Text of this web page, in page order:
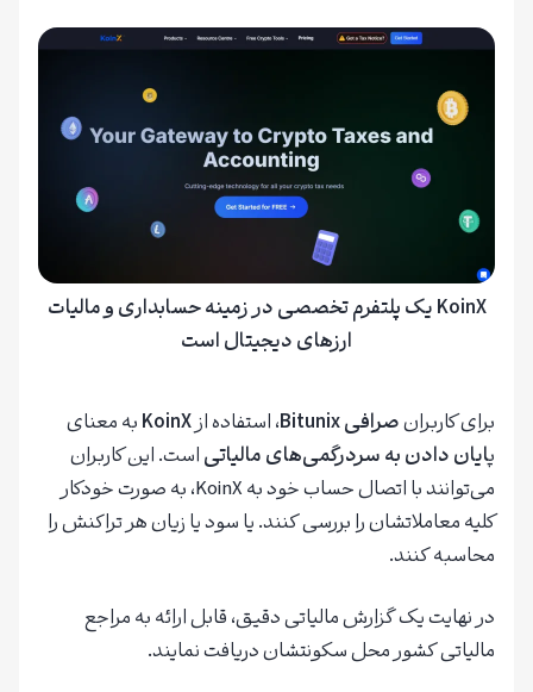
KoinX یک پلتفرم تخصصی در زمینه حسابداری و مالیات
ارزهای دیجیتال است
برای کاربرانصرافی Bitunix ، استفاده ازKoinXبه معنای
پایان دادن به سردرگمی‌های مالیاتیاست. این کاربران
می‌توانند با اتصال حساب خود به KoinX، به صورت خودکار
کلیه معاملاتشان را بررسی کنند. یا سود یا زیان هر تراکنش را
محاسبه کنند.
در نهایت یک گزارش مالیاتی دقیق، قابل ارائه به مراجع
مالیاتی کشور محل سکونتشان دریافت نمایند.